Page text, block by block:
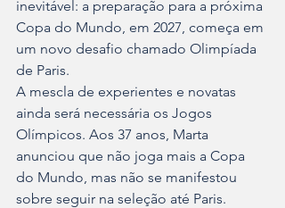
inevitável: a preparação para a próxima
Copa do Mundo, em 2027, começa em
um novo desafio chamado Olimpíada
de Paris.
A mescla de experientes e novatas
ainda será necessária os Jogos
Olímpicos. Aos 37 anos, Marta
anunciou que não joga mais a Copa
do Mundo, mas não se manifestou
sobre seguir na seleção até Paris.